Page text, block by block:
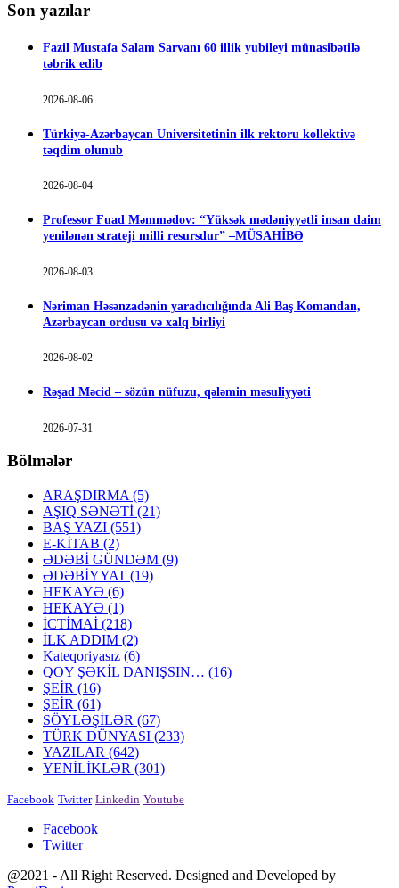
Son yazılar
Fazil Mustafa Salam Sarvanı 60 illik yubileyi münasibətilə
təbrik edib
2026-08-06
Türkiyə-Azərbaycan Universitetinin ilk rektoru kollektivə
təqdim olunub
2026-08-04
Professor Fuad Məmmədov: “Yüksək mədəniyyətli insan daim
yenilənən strateji milli resursdur” –MÜSAHİBƏ
2026-08-03
Nəriman Həsənzadənin yaradıcılığında Ali Baş Komandan,
Azərbaycan ordusu və xalq birliyi
2026-08-02
Rəşad Məcid – sözün nüfuzu, qələmin məsuliyyəti
2026-07-31
Bölmələr
ARAŞDIRMA (5)
AŞIQ SƏNƏTİ (21)
BAŞ YAZI (551)
E-KİTAB (2)
ƏDƏBİ GÜNDƏM (9)
ƏDƏBİYYAT (19)
HEKAYƏ (6)
HEKAYƏ (1)
İCTİMAİ (218)
İLK ADDIM (2)
Kateqoriyasız (6)
QOY ŞƏKİL DANIŞSIN… (16)
ŞEİR (16)
ŞEİR (61)
SÖYLƏŞİLƏR (67)
TÜRK DÜNYASI (233)
YAZILAR (642)
YENİLİKLƏR (301)
Facebook Twitter Linkedin Youtube
Facebook
Twitter
@2021 - All Right Reserved. Designed and Developed by